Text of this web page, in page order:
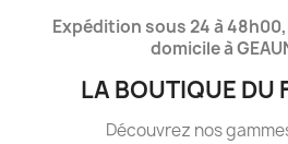
Expédition sous 24 à 48h00,
domicile à
LA BOUTIQUE DU
Découvrez nos